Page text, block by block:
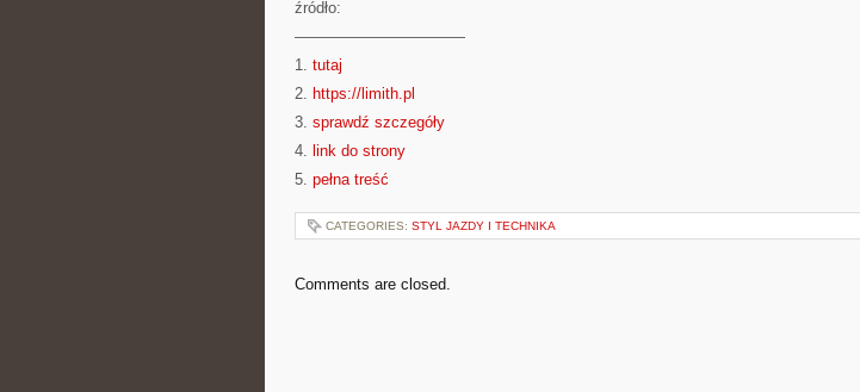
źródło:
———————————
1. tutaj
2. https://limith.pl
3. sprawdź szczegóły
4. link do strony
5. pełna treść
CATEGORIES: STYL JAZDY I TECHNIKA
Comments are closed.